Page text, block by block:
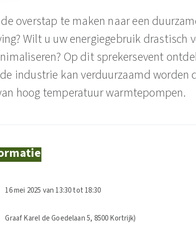
overstap te maken naar een
Wilt u uw energiegebruik drastisch
Op dit sprekersevent
industrie kan verduurzaamd worden
hoog temperatuur warmtepompen.
16 mei 2025 van 13:30 tot 18:30
Graaf Karel de Goedelaan 5, 8500 Kortrijk)